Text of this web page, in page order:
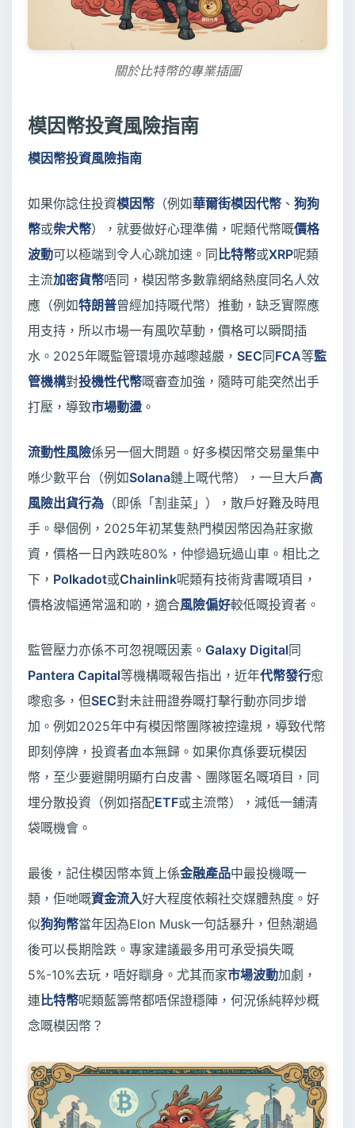
關於比特幣的專業插圖
模因幣投資風險指南
模因幣投資風險指南
如果你諗住投資模因幣 （例如華爾街模因代幣 、 狗狗
幣或柴犬幣），就要做好心理準備，呢類代幣嘅價格
波動可以極端到令人心跳加速。同比特幣或XRP呢類
主流加密貨幣唔同，模因幣多數靠網絡熱度同名人效
應（例如特朗普曾經加持嘅代幣）推動，缺乏實際應
用支持，所以市場一有風吹草動，價格可以瞬間插
水。2025年嘅監管環境亦越嚟越嚴， SEC同FCA等監
管機構對投機性代幣嘅審查加強，隨時可能突然出手
打壓，導致市場動盪 。
流動性風險係另一個大問題。好多模因幣交易量集中
喺少數平台（例如Solana鏈上嘅代幣），一旦大戶高
風險出貨行為 （即係「割韭菜」），散戶好難及時甩
手。舉個例，2025年初某隻熱門模因幣因為莊家撤
資，價格一日內跌咗80%，仲慘過玩過山車。相比之
下， Polkadot或Chainlink呢類有技術背書嘅項目，
價格波幅通常溫和啲，適合風險偏好較低嘅投資者。
監管壓力亦係不可忽視嘅因素。 Galaxy Digital同
Pantera Capital等機構嘅報告指出，近年代幣發行愈
嚟愈多，但SEC對未註冊證券嘅打擊行動亦同步增
加。例如2025年中有模因幣團隊被控違規，導致代幣
即刻停牌，投資者血本無歸。如果你真係要玩模因
幣，至少要避開明顯冇白皮書、團隊匿名嘅項目，同
埋分散投資（例如搭配ETF或主流幣），減低一鋪清
袋嘅機會。
最後，記住模因幣本質上係金融產品中最投機嘅一
類，佢哋嘅資金流入好大程度依賴社交媒體熱度。好
似狗狗幣當年因為Elon Musk一句話暴升，但熱潮過
後可以長期陰跌。專家建議最多用可承受損失嘅
5%-10%去玩，唔好瞓身。尤其而家市場波動加劇，
連比特幣呢類藍籌幣都唔保證穩陣，何況係純粹炒概
念嘅模因幣？